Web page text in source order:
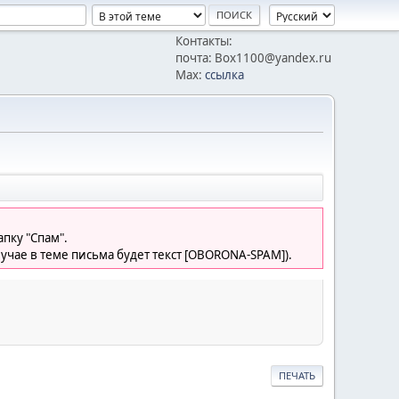
Контакты:
почта: Box1100@yandex.ru
Max: ссылка
"Спам".
в теме письма будет текст [OBORONA-SPAM]).
ПЕЧАТЬ